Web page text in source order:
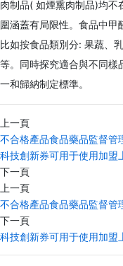
肉制品( 如煙熏肉制品)均不
圍涵蓋有局限性。食品中甲
比如按食品類別分: 果蔬、
等。同時探究適合與不同樣
一和歸納制定標準。
上一頁
不合格產品食品藥品監督管
科技創新券可用于使用加盟
下一頁
上一頁
不合格產品食品藥品監督管
下一頁
科技創新券可用于使用加盟